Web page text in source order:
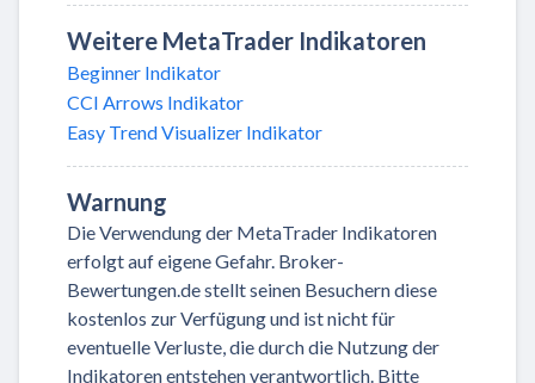
Weitere MetaTrader Indikatoren
Beginner Indikator
CCI Arrows Indikator
Easy Trend Visualizer Indikator
Warnung
Die Verwendung der MetaTrader Indikatoren
erfolgt auf eigene Gefahr. Broker-
Bewertungen.de stellt seinen Besuchern diese
kostenlos zur Verfügung und ist nicht für
eventuelle Verluste, die durch die Nutzung der
Indikatoren entstehen verantwortlich. Bitte